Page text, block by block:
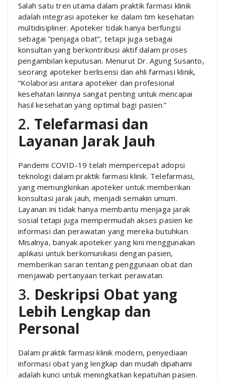
Salah satu tren utama dalam praktik farmasi klinik
adalah integrasi apoteker ke dalam tim kesehatan
multidisipliner. Apoteker tidak hanya berfungsi
sebagai “penjaga obat”, tetapi juga sebagai
konsultan yang berkontribusi aktif dalam proses
pengambilan keputusan. Menurut Dr. Agung Susanto,
seorang apoteker berlisensi dan ahli farmasi klinik,
“Kolaborasi antara apoteker dan profesional
kesehatan lainnya sangat penting untuk mencapai
hasil kesehatan yang optimal bagi pasien.”
2. Telefarmasi dan
Layanan Jarak Jauh
Pandemi COVID-19 telah mempercepat adopsi
teknologi dalam praktik farmasi klinik. Telefarmasi,
yang memungkinkan apoteker untuk memberikan
konsultasi jarak jauh, menjadi semakin umum.
Layanan ini tidak hanya membantu menjaga jarak
sosial tetapi juga mempermudah akses pasien ke
informasi dan perawatan yang mereka butuhkan.
Misalnya, banyak apoteker yang kini menggunakan
aplikasi untuk berkomunikasi dengan pasien,
memberikan saran tentang penggunaan obat dan
menjawab pertanyaan terkait perawatan.
3. Deskripsi Obat yang
Lebih Lengkap dan
Personal
Dalam praktik farmasi klinik modern, penyediaan
informasi obat yang lengkap dan mudah dipahami
adalah kunci untuk meningkatkan kepatuhan pasien.